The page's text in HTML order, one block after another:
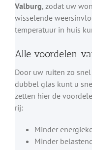
Valburg, zodat uw
wisselende
temperatuur in huis
Alle voordelen
Door uw ruiten zo
dubbel glas kunt u
zetten hier de
rij:
Minder
Minder